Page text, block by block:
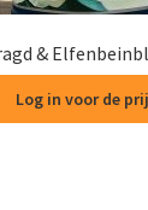
&
Log in voor de